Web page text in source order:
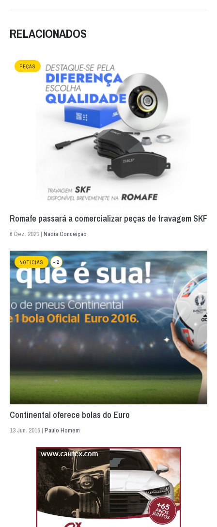
RELACIONADOS
PEÇAS
Romafe passará a comercializar peças de travagem SKF
6 Dez. 2023 | Nádia Conceição
NOTÍCIAS + 2
Continental oferece bolas do Euro
13 Jun. 2016 | Paulo Homem